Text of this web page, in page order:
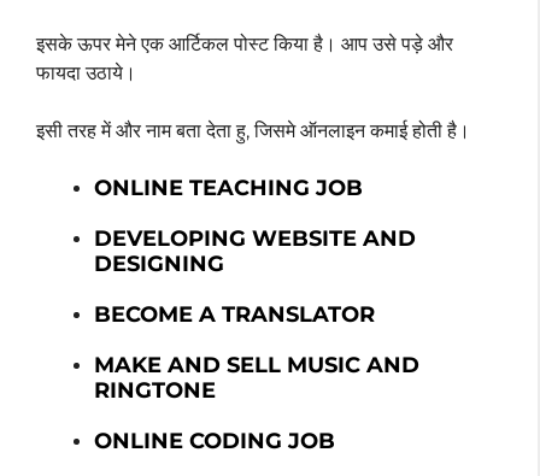
इसके ऊपर मेने एक आर्टिकल पोस्ट किया है। आप उसे पड़े और
फायदा उठाये।
इसी तरह में और नाम बता देता हु, जिसमे ऑनलाइन कमाई होती है।
ONLINE TEACHING JOB
DEVELOPING WEBSITE AND
DESIGNING
BECOME A TRANSLATOR
MAKE AND SELL MUSIC AND
RINGTONE
ONLINE CODING JOB